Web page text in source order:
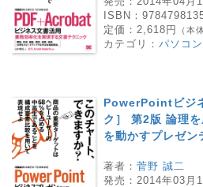
ISBN：
定価： 2,618円 （本
カテゴリ： パソコ
PowerPointビジ
ク］ 第2版 論理
を動かすプレゼン
著者： 菅野 誠二
発売： 2014年03月